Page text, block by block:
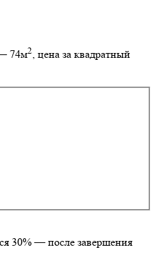
74м2, цена за квадратный
30% — после завершения